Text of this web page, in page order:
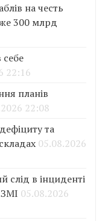
на честь
300 млрд
22:16
планів
22:08
та
05.08.2026
слід в інциденті
05.08.2026